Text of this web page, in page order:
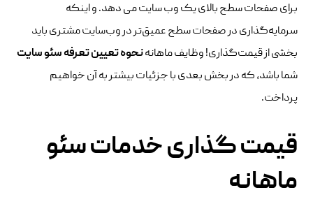
برای صفحات سطح بالای یک وب سایت می دهد. و اینکه
سرمایه‌گذاری در صفحات سطح عمیق‌تر در وب‌سایت مشتری باید
بخشی از قیمت‌گذاری! وظایف ماهانهنحوهتعیین تعرفه سئو سایت
شما باشد، که در بخش بعدی با جزئیات بیشتر به آن خواهیم
پرداخت.
قیمت گذاری خدمات سئو
ماهانه